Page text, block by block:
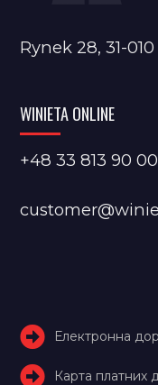
Rynek 28, 31-
WINIETA ONLINE
+48 33 813 90 00
Електронна
Карта платних